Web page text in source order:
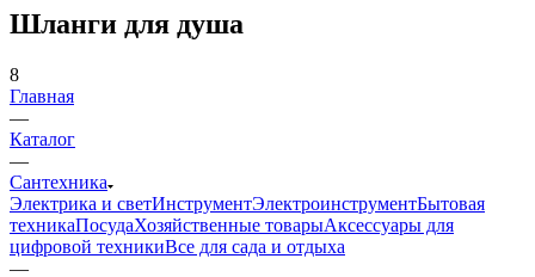
Шланги для душа
8
Главная
—
Каталог
—
Сантехника
Электрика и светИнструментЭлектроинструментБытовая
техникаПосудаХозяйственные товарыАксессуары для
цифровой техникиВсе для сада и отдыха
—